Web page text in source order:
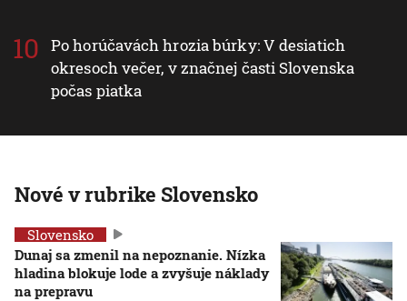
Po horúčavách hrozia búrky: V desiatich
okresoch večer, v značnej časti Slovenska
počas piatka
Nové v rubrike Slovensko
Slovensko
Dunaj sa zmenil na nepoznanie. Nízka
hladina blokuje lode a zvyšuje náklady
na prepravu